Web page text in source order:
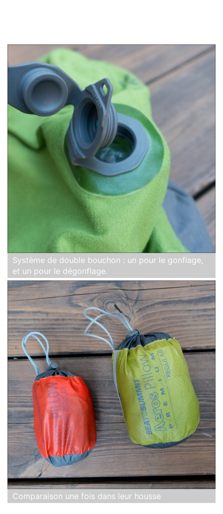
Système de double bouchon : un pour le gonflage,
et un pour le dégonflage.
Comparaison une fois dans leur housse